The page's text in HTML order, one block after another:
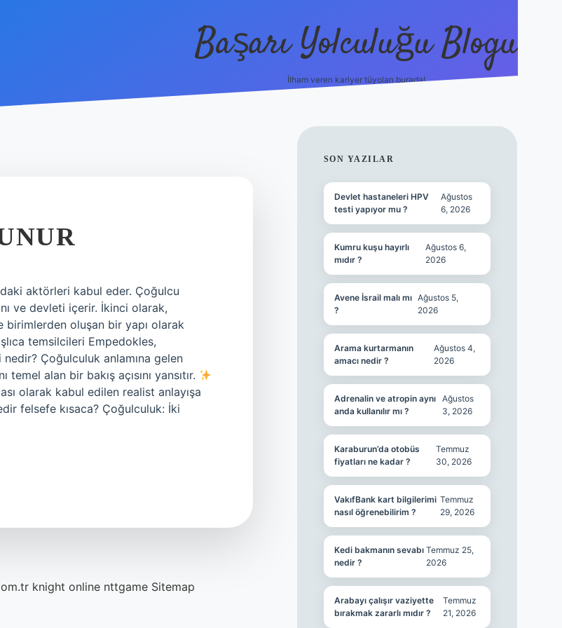
Başarı Yolculuğu Blogu
İlham veren kariyer tüyoları burada!
aktörleri kabul eder. Çoğulcu
ve devleti içerir. İkinci olarak,
oluşan bir yapı olarak
temsilcileri Empedokles,
Çoğulculuk anlamına gelen
alan bir bakış açısını yansıtır.
olarak kabul edilen realist anlayışa
felsefe kısaca? Çoğulculuk: İki
knight online nttgame Sitemap
SIDEBAR
SON YAZILAR
Devlet hastaneleri HPV
testi yapıyor mu ?
Ağustos
6, 2026
Kumru kuşu hayırlı
mıdır ?
Ağustos 6,
2026
Avene İsrail malı mı
?
Ağustos 5,
2026
Arama kurtarmanın
amacı nedir ?
Ağustos 4,
2026
Adrenalin ve atropin aynı
anda kullanılır mı ?
Ağustos
3, 2026
Karaburun’da otobüs
fiyatları ne kadar ?
Temmuz
30, 2026
VakıfBank kart bilgilerimi
nasıl öğrenebilirim ?
Temmuz
29, 2026
Kedi bakmanın sevabı
nedir ?
Temmuz 25,
2026
Arabayı çalışır vaziyette
bırakmak zararlı mıdır ?
Temmuz
21, 2026
https://